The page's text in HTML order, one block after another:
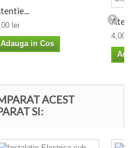
lei
Adauga in Cos
4,00
ACEST
SI: